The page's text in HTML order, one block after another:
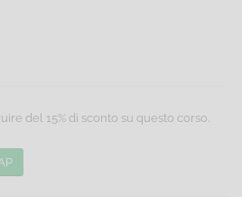
del 15% di sconto su questo corso.